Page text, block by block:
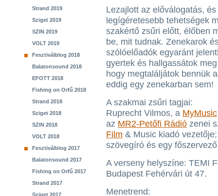
Strand 2019
Sziget 2019
SZIN 2019
VOLT 2019
Fesztiválblog 2018
Balatonsound 2018
EFOTT 2018
Fishing on Orfű 2018
Strand 2018
Sziget 2018
SZIN 2018
VOLT 2018
Fesztiválblog 2017
Balatonsound 2017
Fishing on Orfű 2017
Strand 2017
Sziget 2017
Lezajlott az előválogatás, és
legígéretesebb tehetségek
szakértő zsűri előtt, élőben
be, mit tudnak. Zenekarok
szólóelőadók egyaránt
gyertek és hallgassátok
hogy megtaláljátok bennük
eddig egy zenekarban sem!
A szakmai zsűri tagjai:
Ruprecht Vilmos, a MyMusic
az MR2-Petőfi Rádió zenei
Film & Music kiadó
szövegíró és egy
A verseny helyszíne: TEMI
Budapest Fehérvári út 47.
Menetrend: